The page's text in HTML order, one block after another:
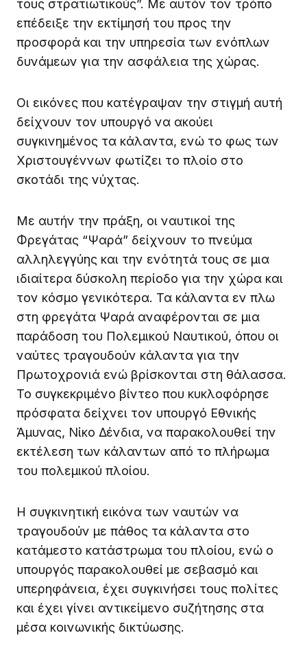
τους στρατιωτικούς”. Με αυτόν τον τρόπο
επέδειξε την εκτίμησή του προς την
προσφορά και την υπηρεσία των ενόπλων
δυνάμεων για την ασφάλεια της χώρας.
Οι εικόνες που κατέγραψαν την στιγμή αυτή
δείχνουν τον υπουργό να ακούει
συγκινημένος τα κάλαντα, ενώ το φως των
Χριστουγέννων φωτίζει το πλοίο στο
σκοτάδι της νύχτας.
Με αυτήν την πράξη, οι ναυτικοί της
Φρεγάτας “Ψαρά” δείχνουν το πνεύμα
αλληλεγγύης και την ενότητά τους σε μια
ιδιαίτερα δύσκολη περίοδο για την χώρα και
τον κόσμο γενικότερα. Τα κάλαντα εν πλω
στη φρεγάτα Ψαρά αναφέρονται σε μια
παράδοση του Πολεμικού Ναυτικού, όπου οι
ναύτες τραγουδούν κάλαντα για την
Πρωτοχρονιά ενώ βρίσκονται στη θάλασσα.
Το συγκεκριμένο βίντεο που κυκλοφόρησε
πρόσφατα δείχνει τον υπουργό Εθνικής
Άμυνας, Νίκο Δένδια, να παρακολουθεί την
εκτέλεση των κάλαντων από το πλήρωμα
του πολεμικού πλοίου.
Η συγκινητική εικόνα των ναυτών να
τραγουδούν με πάθος τα κάλαντα στο
κατάμεστο κατάστρωμα του πλοίου, ενώ ο
υπουργός παρακολουθεί με σεβασμό και
υπερηφάνεια, έχει συγκινήσει τους πολίτες
και έχει γίνει αντικείμενο συζήτησης στα
μέσα κοινωνικής δικτύωσης.